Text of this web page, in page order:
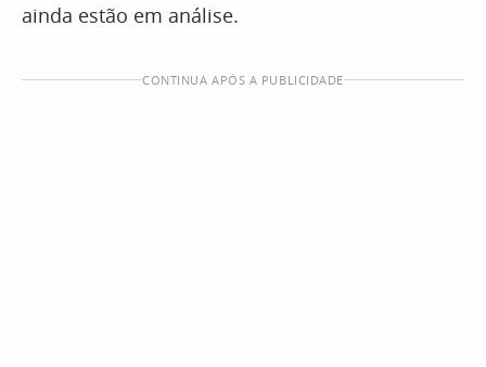
ainda estão em análise.
CONTINUA APÓS A PUBLICIDADE